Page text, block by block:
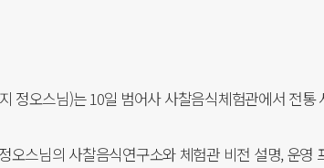
정오스님)는 10일 범어사 사찰음식체험관에서 전
오스님의 사찰음식연구소와 체험관 비전 설명, 운